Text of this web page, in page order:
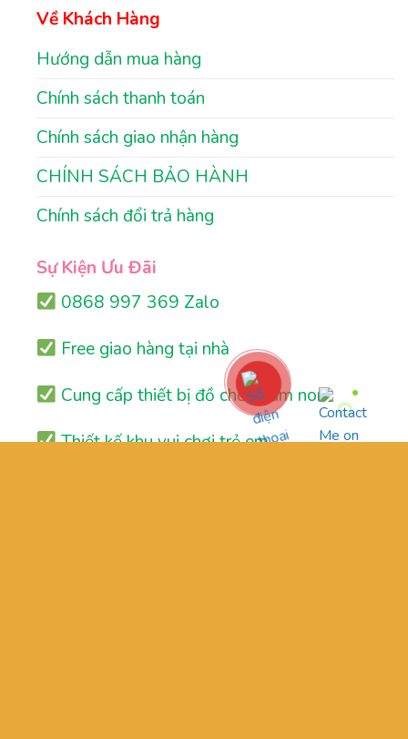
Về Khách Hàng
Hướng dẫn mua hàng
Chính sách thanh toán
Chính sách giao nhận hàng
CHÍNH SÁCH BẢO HÀNH
Chính sách đổi trả hàng
Sự Kiện Ưu Đãi
0868 997 369 Zalo
Free giao hàng tại nhà
Cung cấp thiết bị đồ chơi mầm non
Thiết kế khu vui chơi trẻ em